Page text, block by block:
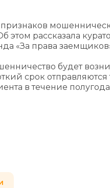
рассказала
«За права
будет
срок отправляются
в течение